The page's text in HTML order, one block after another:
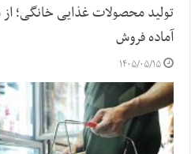
تولید محصولات غذایی خانگی؛
آماده فروش
۱۴۰۵/۰۵/۱۵